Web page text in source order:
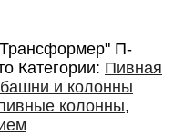
П-
Категории: Пивная
и колонны
колонны,